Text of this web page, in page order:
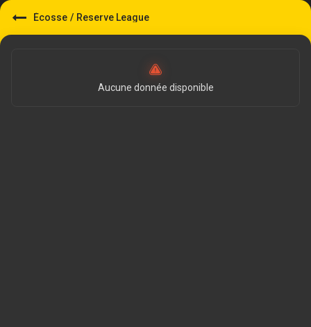
Écosse / Reserve League
Aucune donnée disponible